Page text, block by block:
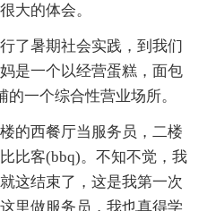
大的体会。
暑期社会实践，到我们
是一个以经营蛋糕，面包
一个综合性营业场所。
西餐厅当服务员，二楼
比客(bbq)。不知不觉，我
这结束了，这是我第一次
里做服务员，我也真得学